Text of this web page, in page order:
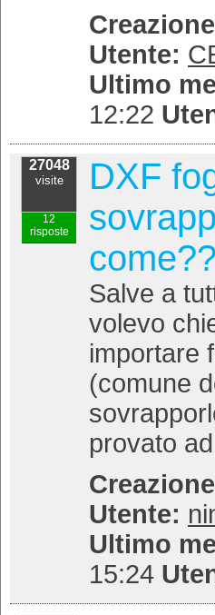
Utente:
Ultimo
12:22
27048
visite
12
risposte
DXF
come??
Salve a
volevo
importare
(comune
provato
Utente:
Ultimo
15:24